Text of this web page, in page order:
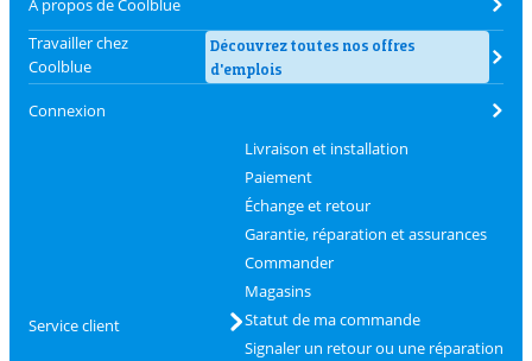
À propos de Coolblue
Travailler chez
Coolblue
Découvrez toutes nos offres
d'emplois
Connexion
Service client
Livraison et installation
Paiement
Échange et retour
Garantie, réparation et assurances
Commander
Magasins
Statut de ma commande
Signaler un retour ou une réparation